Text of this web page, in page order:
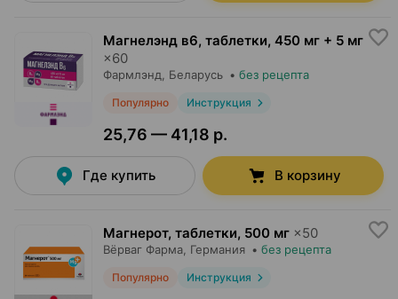
Магнелэнд в6, таблетки, 450 мг + 5 мг
×60
Фармлэнд , Беларусь • без рецепта
Популярно Инструкция
25,76 — 41,18 р.
Где купить В корзину
Магнерот, таблетки, 500 мг ×50
Вёрваг Фарма , Германия • без рецепта
Популярно Инструкция